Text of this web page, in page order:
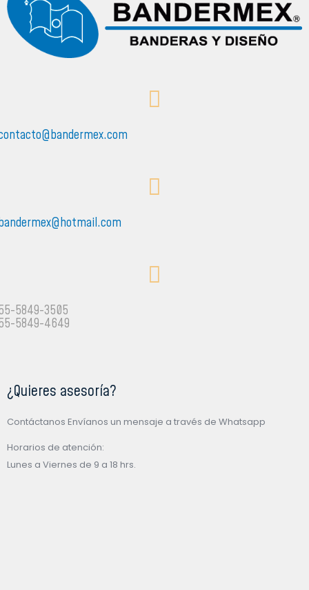
5849-3505
5849-4649
¿Quieres asesoría?
Contáctanos Envíanos un mensaje a través de Whatsapp
Horarios de atención:
Lunes a Viernes de 9 a 18 hrs.